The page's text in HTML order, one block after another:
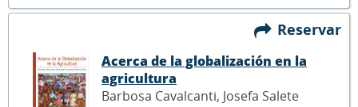
Reservar
Acerca de la globalización en la
agricultura
Barbosa Cavalcanti, Josefa Salete